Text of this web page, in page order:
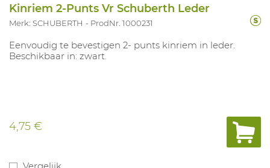
Kinriem 2-Punts Vr Schuberth Leder
Merk: SCHUBERTH ProdNr. 1000231
Eenvoudig te bevestigen 2- punts kinriem in leder.
Beschikbaar in: zwart.
4,75 €
Vergelijk